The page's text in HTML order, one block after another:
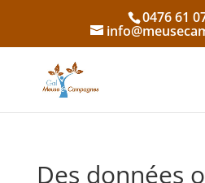
0476 61
Des données